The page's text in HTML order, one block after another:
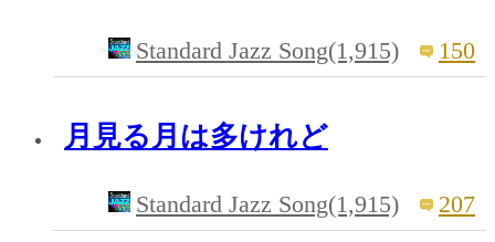
Standard Jazz Song(1,915) 150
月見る月は多けれど
Standard Jazz Song(1,915) 207